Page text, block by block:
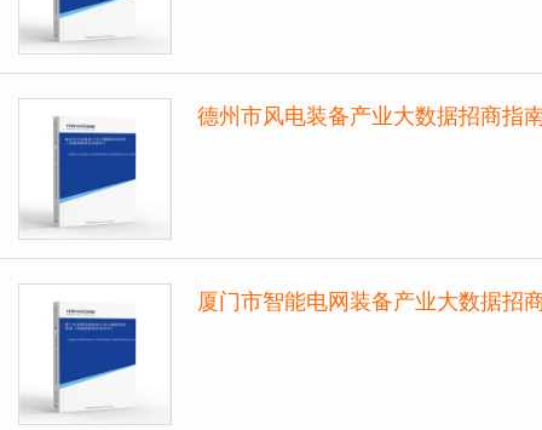
德州市风电装备产业大数据招商指
厦门市智能电网装备产业大数据招